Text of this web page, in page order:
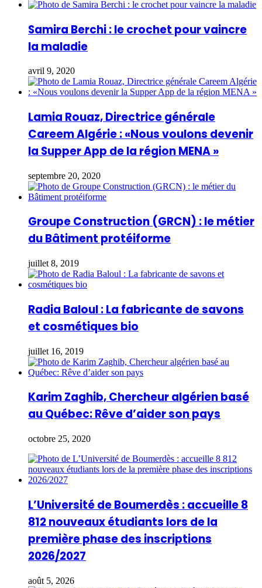
Samira Berchi : le crochet pour vaincre
la maladie
avril 9, 2020
Lamia Rouaz, Directrice générale
Careem Algérie : «Nous voulons devenir
la Supper App de la région MENA »
septembre 20, 2020
Groupe Construction (GRCN) : le métier
du Bâtiment protéiforme
juillet 8, 2019
Radia Baloul : La fabricante de savons
et cosmétiques bio
juillet 16, 2019
Karim Zaghib, Chercheur algérien basé
au Québec: Rêve d’aider son pays
octobre 25, 2020
L’Université de Boumerdès : accueille 8
812 nouveaux étudiants lors de la
première phase des inscriptions
2026/2027
août 5, 2026